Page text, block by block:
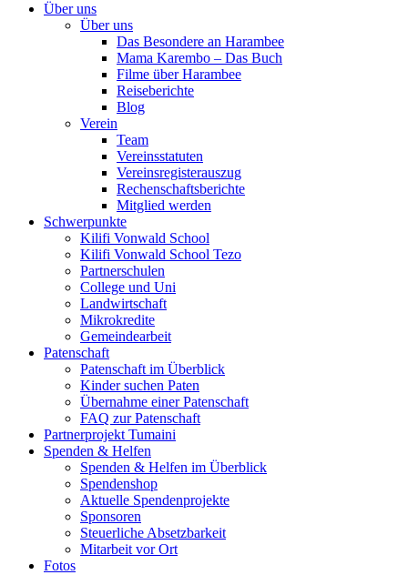
Über uns
Über uns
Das Besondere an Harambee
Mama Karembo – Das Buch
Filme über Harambee
Reiseberichte
Blog
Verein
Team
Vereinsstatuten
Vereinsregisterauszug
Rechenschaftsberichte
Mitglied werden
Schwerpunkte
Kilifi Vonwald School
Kilifi Vonwald School Tezo
Partnerschulen
College und Uni
Landwirtschaft
Mikrokredite
Gemeindearbeit
Patenschaft
Patenschaft im Überblick
Kinder suchen Paten
Übernahme einer Patenschaft
FAQ zur Patenschaft
Partnerprojekt Tumaini
Spenden & Helfen
Spenden & Helfen im Überblick
Spendenshop
Aktuelle Spendenprojekte
Sponsoren
Steuerliche Absetzbarkeit
Mitarbeit vor Ort
Fotos